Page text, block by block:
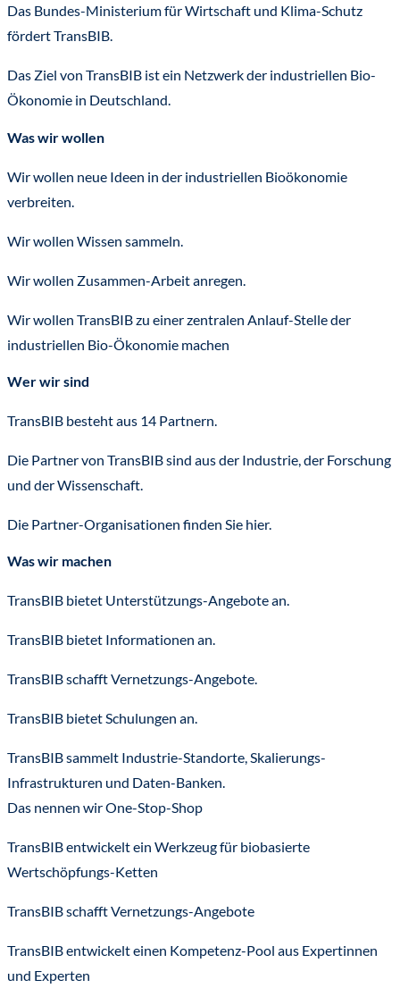
Das Bundes-Ministerium für Wirtschaft und Klima-Schutz
fördert TransBIB.
Das Ziel von TransBIB ist ein Netzwerk der industriellen Bio-
Ökonomie in Deutschland.
Was wir wollen
Wir wollen neue Ideen in der industriellen Bioökonomie
verbreiten.
Wir wollen Wissen sammeln.
Wir wollen Zusammen-Arbeit anregen.
Wir wollen TransBIB zu einer zentralen Anlauf-Stelle der
industriellen Bio-Ökonomie machen
Wer wir sind
TransBIB besteht aus 14 Partnern.
Die Partner von TransBIB sind aus der Industrie, der Forschung
und der Wissenschaft.
Die Partner-Organisationen finden Sie hier.
Was wir machen
TransBIB bietet Unterstützungs-Angebote an.
TransBIB bietet Informationen an.
TransBIB schafft Vernetzungs-Angebote.
TransBIB bietet Schulungen an.
TransBIB sammelt Industrie-Standorte, Skalierungs-
Infrastrukturen und Daten-Banken.
Das nennen wir One-Stop-Shop
TransBIB entwickelt ein Werkzeug für biobasierte
Wertschöpfungs-Ketten
TransBIB schafft Vernetzungs-Angebote
TransBIB entwickelt einen Kompetenz-Pool aus Expertinnen
und Experten